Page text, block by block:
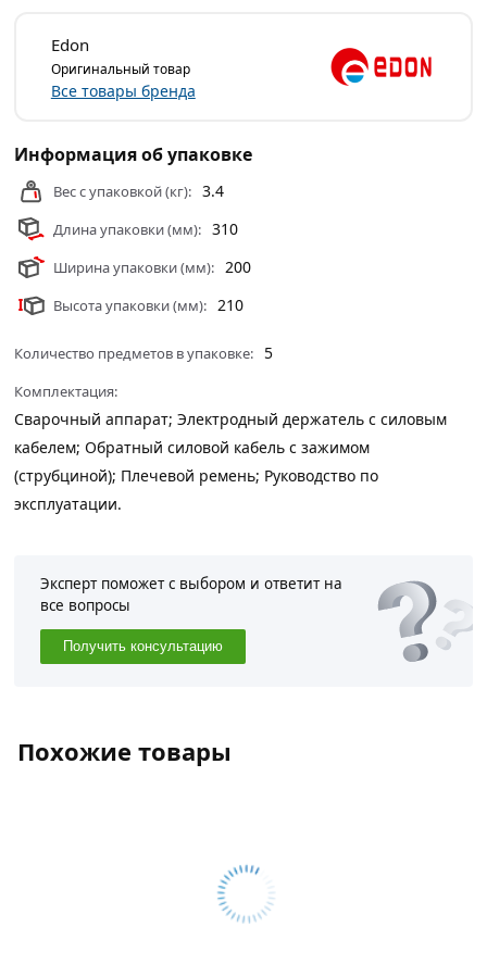
сварочный аппарат EDON TB-250D 25076 из категории
Сварочное оборудование
действительны в Москве и
области.
Edon
Оригинальный товар
Все товары бренда
Информация об упаковке
Вес с упаковкой (кг): 3.4
Длина упаковки (мм): 310
Ширина упаковки (мм): 200
Высота упаковки (мм): 210
Количество предметов в упаковке: 5
Комплектация:
Сварочный аппарат; Электродный держатель с силовым
кабелем; Обратный силовой кабель с зажимом
(струбциной); Плечевой ремень; Руководство по
эксплуатации.
Эксперт поможет с выбором и ответит на
все вопросы
Получить консультацию
Похожие товары